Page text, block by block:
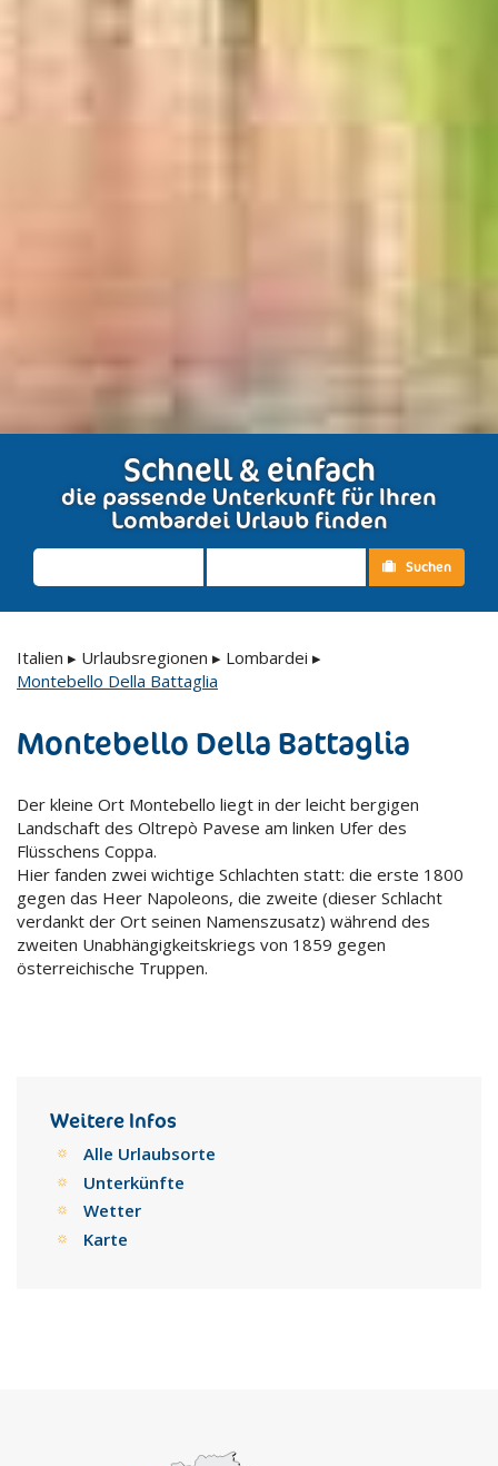
Schnell & einfach
die passende Unterkunft für Ihren
Lombardei Urlaub finden
Suchen
Italien ▸ Urlaubsregionen ▸ Lombardei ▸
Montebello Della Battaglia
Montebello Della Battaglia
Der kleine Ort Montebello liegt in der leicht bergigen
Landschaft des Oltrepò Pavese am linken Ufer des
Flüsschens Coppa.
Hier fanden zwei wichtige Schlachten statt: die erste 1800
gegen das Heer Napoleons, die zweite (dieser Schlacht
verdankt der Ort seinen Namenszusatz) während des
zweiten Unabhängigkeitskriegs von 1859 gegen
österreichische Truppen.
Weitere Infos
Alle Urlaubsorte
Unterkünfte
Wetter
Karte